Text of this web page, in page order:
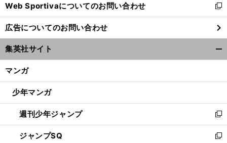
く
Web Sportivaについてのお問い合わせ
新
し
い
ウ
ィ
ン
ウ
開
く
広告についてのお問い合わせ
集英社サイト
マンガ
少年マンガ
週刊少年ジャンプ
新
し
い
ジャンプSQ
新